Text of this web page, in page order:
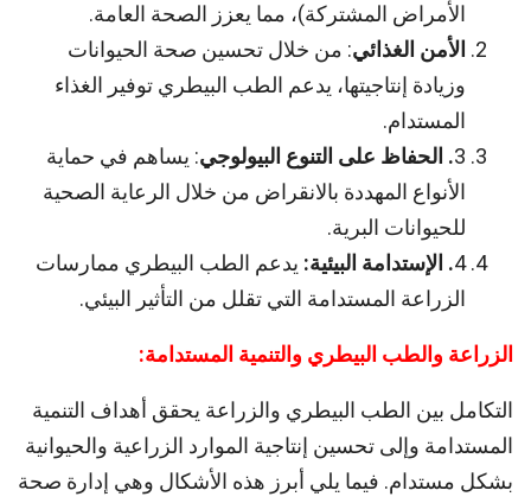
الأمراض المشتركة)، مما يعزز الصحة العامة.
الأمن الغذائي: من خلال تحسين صحة الحيوانات
وزيادة إنتاجيتها، يدعم الطب البيطري توفير الغذاء
المستدام.
3. الحفاظ على التنوع البيولوجي: يساهم في حماية
الأنواع المهددة بالانقراض من خلال الرعاية الصحية
للحيوانات البرية.
4. الإستدامة البيئية: يدعم الطب البيطري ممارسات
الزراعة المستدامة التي تقلل من التأثير البيئي.
الزراعة والطب البيطري والتنمية المستدامة:
التكامل بين الطب البيطري والزراعة يحقق أهداف التنمية
المستدامة وإلى تحسين إنتاجية الموارد الزراعية والحيوانية
بشكل مستدام. فيما يلي أبرز هذه الأشكال وهي إدارة صحة